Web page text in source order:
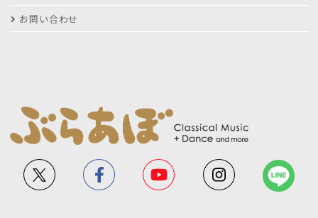
お問い合わせ